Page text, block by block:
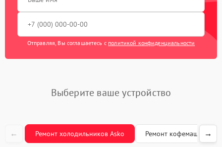
Перевешивание дверей
температуры
650 рублей
системы
Отправляя, Вы соглашаетесь с политикой конфиденциальности
Выберите ваше устройство
← Ремонт холодильников Asko Ремонт кофемашин Asko
→